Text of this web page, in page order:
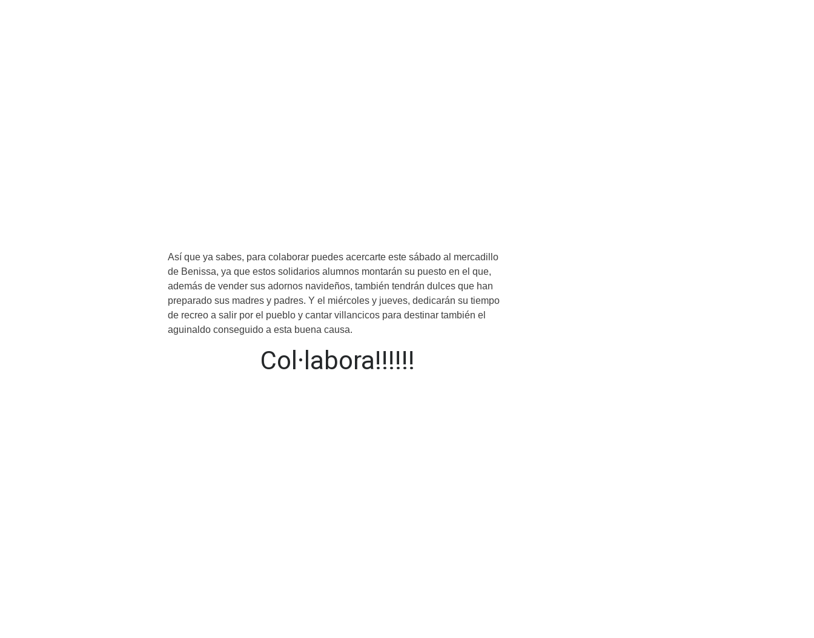
Así que ya sabes, para colaborar puedes acercarte este sábado al mercadillo
de Benissa, ya que estos solidarios alumnos montarán su puesto en el que,
además de vender sus adornos navideños, también tendrán dulces que han
preparado sus madres y padres. Y el miércoles y jueves, dedicarán su tiempo
de recreo a salir por el pueblo y cantar villancicos para destinar también el
aguinaldo conseguido a esta buena causa.
Col·labora!!!!!!